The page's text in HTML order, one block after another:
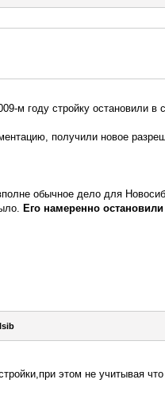
м году стройку остановили в
получили новое
обычное дело для
Его намеренно
этом не учитывая